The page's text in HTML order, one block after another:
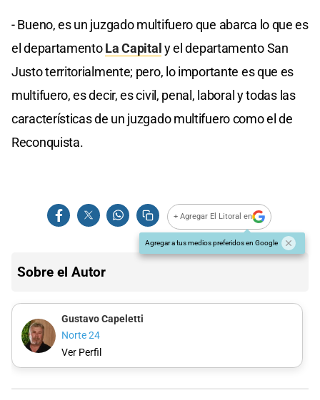
- Bueno, es un juzgado multifuero que abarca lo que es
el departamentoLa Capital y el departamento San
Justo territorialmente; pero, lo importante es que es
multifuero, es decir, es civil, penal, laboral y todas las
características de un juzgado multifuero como el de
Reconquista.
+ Agregar El Litoral en
Agregar a tus medios preferidos en Google
Sobre el Autor
Gustavo Capeletti
Norte 24
Ver Perfil